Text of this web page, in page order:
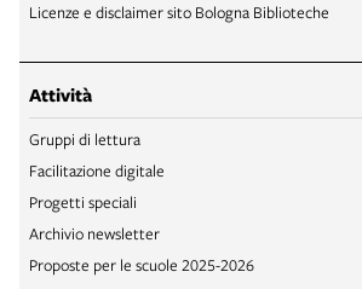
Licenze e disclaimer sito Bologna Biblioteche
Attività
Gruppi di lettura
Facilitazione digitale
Progetti speciali
Archivio newsletter
Proposte per le scuole 2025-2026